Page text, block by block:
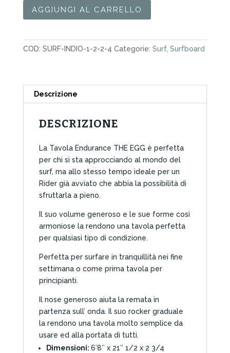
Surf
Indio
The
Egg
Space
AGGIUNGI AL CARRELLO
COD: SURF-INDIO-1-2-2-4 Categorie: Surf, Surfboard
Descrizione
DESCRIZIONE
La Tavola Endurance THE EGG è perfetta
per chi si sta approcciando al mondo del
surf, ma allo stesso tempo ideale per un
Rider già avviato che abbia la possibilità di
sfruttarla a pieno.
Il suo volume generoso e le sue forme così
armoniose la rendono una tavola perfetta
per qualsiasi tipo di condizione.
Perfetta per surfare in tranquillità nei fine
settimana o come prima tavola per
principianti.
Il nose generoso aiuta la remata in
partenza sull’ onda. Il suo rocker graduale
la rendono una tavola molto semplice da
usare ed alla portata di tutti.
Dimensioni: 6’8″ x 21″ 1/2 x 2 3/4